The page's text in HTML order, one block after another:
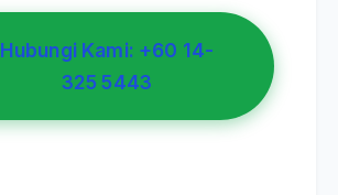
Hubungi Kami: +60 14-
325 5443